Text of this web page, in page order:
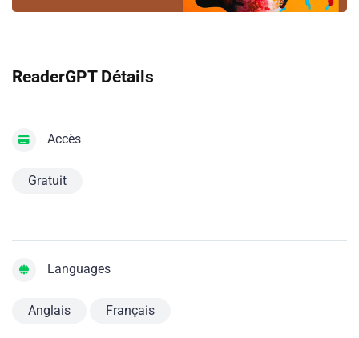
ReaderGPT Détails
Accès
Gratuit
Languages
Anglais Français